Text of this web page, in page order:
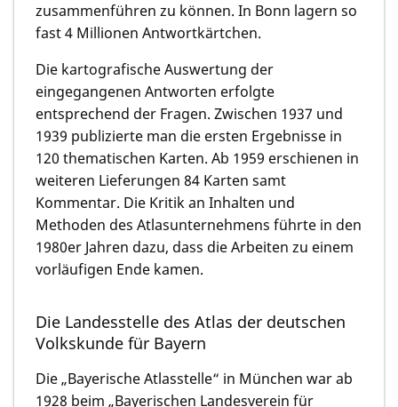
zusammenführen zu können. In Bonn lagern so
fast 4 Millionen Antwortkärtchen.
Die kartografische Auswertung der
eingegangenen Antworten erfolgte
entsprechend der Fragen. Zwischen 1937 und
1939 publizierte man die ersten Ergebnisse in
120 thematischen Karten. Ab 1959 erschienen in
weiteren Lieferungen 84 Karten samt
Kommentar. Die Kritik an Inhalten und
Methoden des Atlasunternehmens führte in den
1980er Jahren dazu, dass die Arbeiten zu einem
vorläufigen Ende kamen.
Die Landesstelle des Atlas der deutschen
Volkskunde für Bayern
Die „Bayerische Atlasstelle“ in München war ab
1928 beim „Bayerischen Landesverein für